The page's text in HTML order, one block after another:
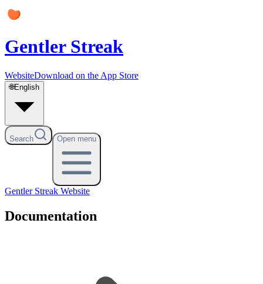
Gentler Streak
WebsiteDownload on the App Store
🌐English
Search Open menu
Gentler Streak Website
Documentation